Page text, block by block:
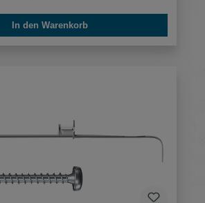
In den Warenkorb